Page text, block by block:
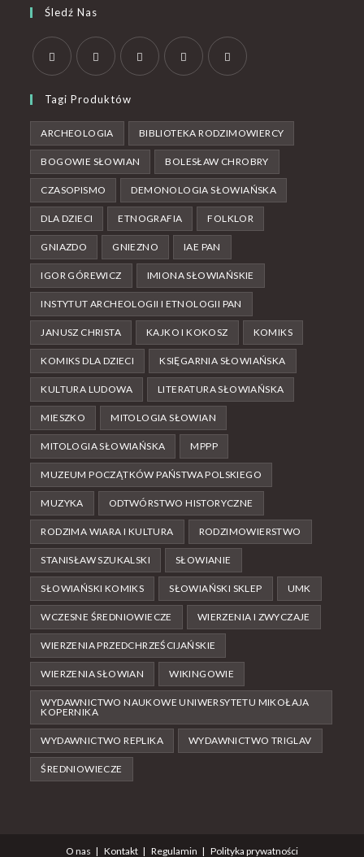
Śledź Nas
Tagi Produktów
ARCHEOLOGIA BIBLIOTEKA RODZIMOWIERCY
BOGOWIE SŁOWIAN BOLESŁAW CHROBRY
CZASOPISMO DEMONOLOGIA SŁOWIAŃSKA
DLA DZIECI ETNOGRAFIA FOLKLOR
GNIAZDO GNIEZNO IAE PAN
IGOR GÓREWICZ IMIONA SŁOWIAŃSKIE
INSTYTUT ARCHEOLOGII I ETNOLOGII PAN
JANUSZ CHRISTA KAJKO I KOKOSZ KOMIKS
KOMIKS DLA DZIECI KSIĘGARNIA SŁOWIAŃSKA
KULTURA LUDOWA LITERATURA SŁOWIAŃSKA
MIESZKO MITOLOGIA SŁOWIAN
MITOLOGIA SŁOWIAŃSKA MPPP
MUZEUM POCZĄTKÓW PAŃSTWA POLSKIEGO
MUZYKA ODTWÓRSTWO HISTORYCZNE
RODZIMA WIARA I KULTURA RODZIMOWIERSTWO
STANISŁAW SZUKALSKI SŁOWIANIE
SŁOWIAŃSKI KOMIKS SŁOWIAŃSKI SKLEP UMK
WCZESNE ŚREDNIOWIECZE WIERZENIA I ZWYCZAJE
WIERZENIA PRZEDCHRZEŚCIJAŃSKIE
WIERZENIA SŁOWIAN WIKINGOWIE
WYDAWNICTWO NAUKOWE UNIWERSYTETU MIKOŁAJA
KOPERNIKA
WYDAWNICTWO REPLIKA WYDAWNICTWO TRIGLAV
ŚREDNIOWIECZE
O nas Kontakt Regulamin Polityka prywatności